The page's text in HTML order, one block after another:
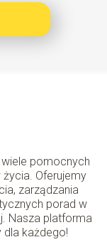
pomocnych
Oferujemy
zarządzania
porad w
Nasza platforma
dla każdego!